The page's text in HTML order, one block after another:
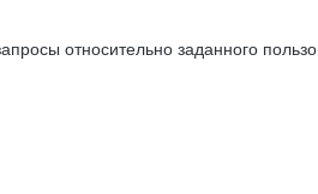
относительно заданного